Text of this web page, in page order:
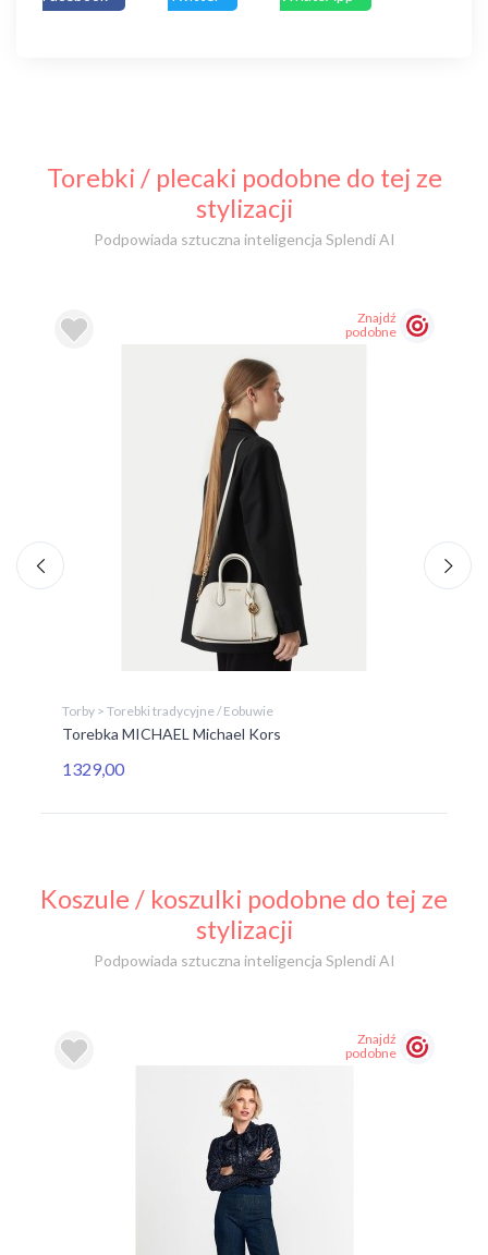
Torebki / plecaki podobne do tej ze
stylizacji
Podpowiada sztuczna inteligencja Splendi AI
Znajdź
podobne
Torby > Torebki tradycyjne / Eobuwie
Torebka MICHAEL Michael Kors
1329,00
Koszule / koszulki podobne do tej ze
stylizacji
Podpowiada sztuczna inteligencja Splendi AI
Znajdź
podobne